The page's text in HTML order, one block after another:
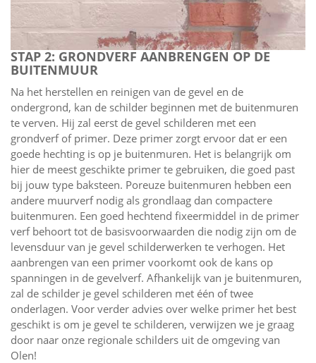
STAP 2: GRONDVERF AANBRENGEN OP DE
BUITENMUUR
Na het herstellen en reinigen van de gevel en de
ondergrond, kan de schilder beginnen met de buitenmuren
te verven. Hij zal eerst de gevel schilderen met een
grondverf of primer. Deze primer zorgt ervoor dat er een
goede hechting is op je buitenmuren. Het is belangrijk om
hier de meest geschikte primer te gebruiken, die goed past
bij jouw type baksteen. Poreuze buitenmuren hebben een
andere muurverf nodig als grondlaag dan compactere
buitenmuren. Een goed hechtend fixeermiddel in de primer
verf behoort tot de basisvoorwaarden die nodig zijn om de
levensduur van je gevel schilderwerken te verhogen. Het
aanbrengen van een primer voorkomt ook de kans op
spanningen in de gevelverf. Afhankelijk van je buitenmuren,
zal de schilder je gevel schilderen met één of twee
onderlagen. Voor verder advies over welke primer het best
geschikt is om je gevel te schilderen, verwijzen we je graag
door naar onze regionale schilders uit de omgeving van
Olen!